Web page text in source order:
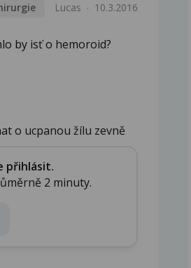
Lucas 10.3.2016
by isť o hemoroid?
o ucpanou žílu zevně
přihlásit.
2 minuty.